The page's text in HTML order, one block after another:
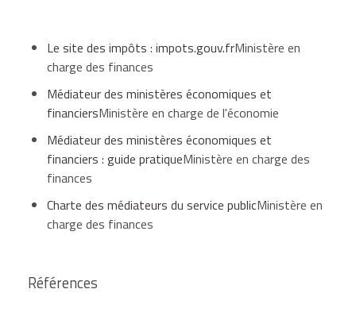
Le site des impôts : impots.gouv.frMinistère en
charge des finances
Médiateur des ministères économiques et
financiersMinistère en charge de l'économie
Médiateur des ministères économiques et
financiers : guide pratiqueMinistère en charge des
finances
Charte des médiateurs du service publicMinistère en
charge des finances
Références